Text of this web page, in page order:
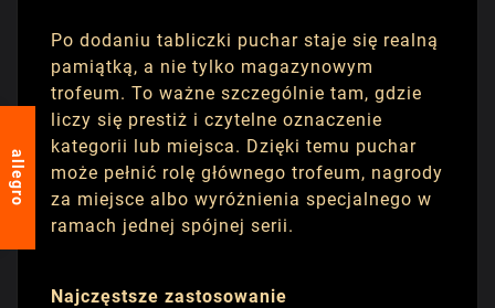
Po dodaniu tabliczki puchar staje się realną
pamiątką, a nie tylko magazynowym
trofeum. To ważne szczególnie tam, gdzie
liczy się prestiż i czytelne oznaczenie
kategorii lub miejsca. Dzięki temu puchar
może pełnić rolę głównego trofeum, nagrody
za miejsce albo wyróżnienia specjalnego w
ramach jednej spójnej serii.
Najczęstsze zastosowanie
allegro